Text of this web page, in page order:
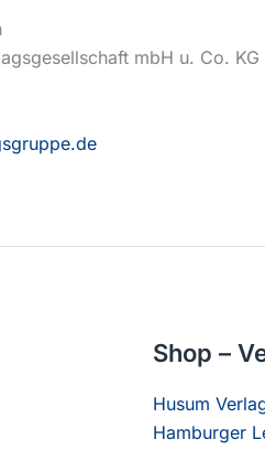
mbH u. Co. KG
Shop –
Husum
Hamburger